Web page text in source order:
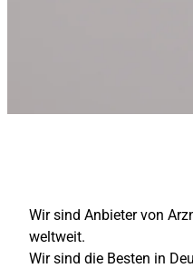
Wir sind Anbieter von
weltweit.
Wir sind die Besten in